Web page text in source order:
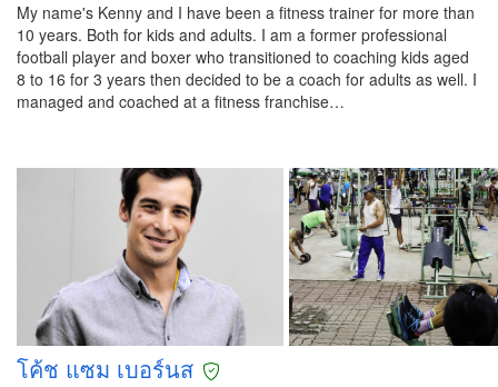
My name's Kenny and I have been a fitness trainer for more than
10 years. Both for kids and adults. I am a former professional
football player and boxer who transitioned to coaching kids aged
8 to 16 for 3 years then decided to be a coach for adults as well. I
managed and coached at a fitness franchise…
โค้ช แซม เบอร์นส